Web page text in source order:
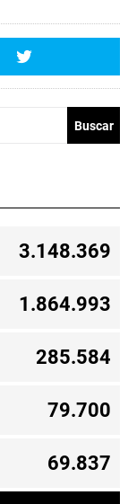
3.148.369
1.864.993
285.584
79.700
69.837